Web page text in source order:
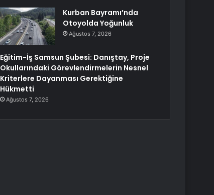
Kurban Bayramı’nda
Otoyolda Yoğunluk
Ağustos 7, 2026
Eğitim-İş Samsun Şubesi: Danıştay, Proje
Okullarındaki Görevlendirmelerin Nesnel
Kriterlere Dayanması Gerektiğine
Hükmetti
Ağustos 7, 2026